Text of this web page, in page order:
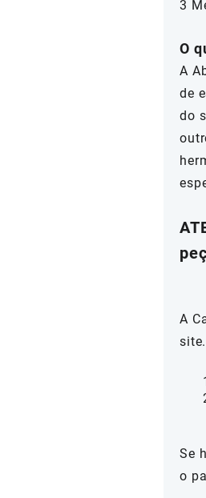
3
O
A
de
do
A
site.
Se
o